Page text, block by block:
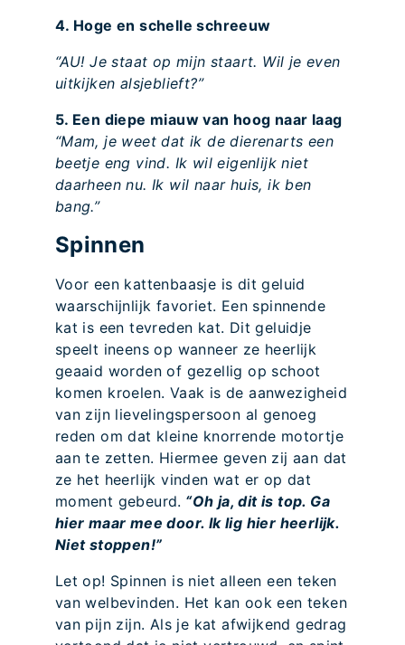
4. Hoge en schelle schreeuw
‘’AU! Je staat op mijn staart. Wil je even
uitkijken alsjeblieft?”
5. Een diepe miauw van hoog naar laag
“Mam, je weet dat ik de dierenarts een
beetje eng vind. Ik wil eigenlijk niet
daarheen nu. Ik wil naar huis, ik ben
bang.”
Spinnen
Voor een kattenbaasje is dit geluid
waarschijnlijk favoriet. Een spinnende
kat is een tevreden kat. Dit geluidje
speelt ineens op wanneer ze heerlijk
geaaid worden of gezellig op schoot
komen kroelen. Vaak is de aanwezigheid
van zijn lievelingspersoon al genoeg
reden om dat kleine knorrende motortje
aan te zetten. Hiermee geven zij aan dat
ze het heerlijk vinden wat er op dat
moment gebeurd. “Oh ja, dit is top. Ga
hier maar mee door. Ik lig hier heerlijk.
Niet stoppen!”
Let op! Spinnen is niet alleen een teken
van welbevinden. Het kan ook een teken
van pijn zijn. Als je kat afwijkend gedrag